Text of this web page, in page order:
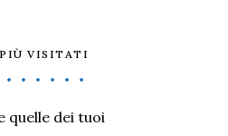
VISITATI
quelle dei tuoi